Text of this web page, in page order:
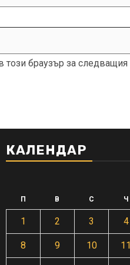
браузър за
КАЛЕНДАР
П В С Ч
1 2 3 4
8 9 10 11